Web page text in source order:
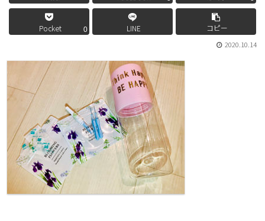
Pocket 0 LINE コピー
2020.10.14